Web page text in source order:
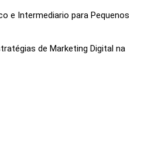
e Intermediario para Pequenos
de Marketing Digital na